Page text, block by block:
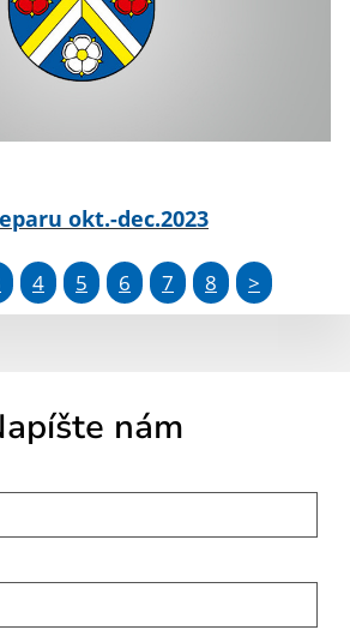
okt.-dec.2023
4 5 6 7 8 >
nám